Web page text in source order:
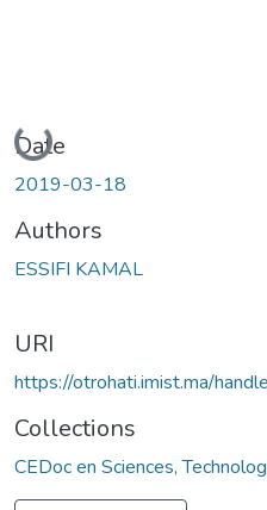
Loading...
Date
2019-03-18
Authors
ESSIFI KAMAL
URI
https://otrohati.imist.ma/
Collections
CEDoc en Sciences,